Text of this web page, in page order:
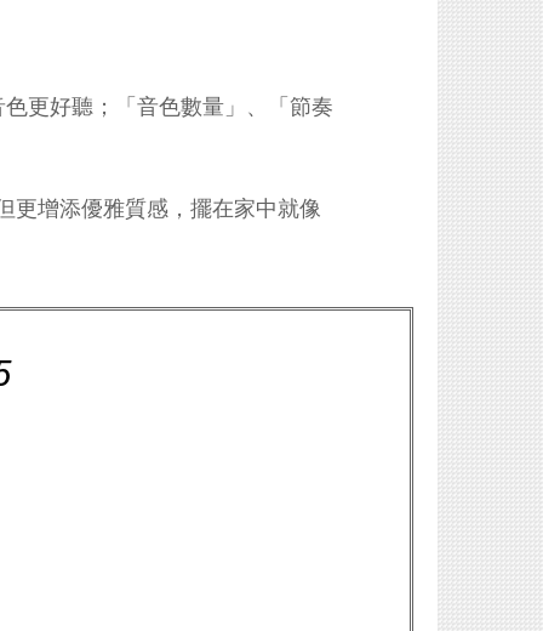
更好聽；「音色數量」、「節奏
更增添優雅質感，擺在家中就像